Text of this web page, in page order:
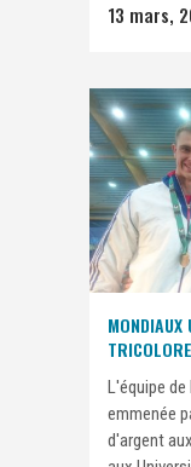
13 mars,
L'équipe de
emmenée
d'argent